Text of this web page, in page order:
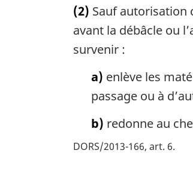
(2) Sauf autorisation
avant la débâcle ou
survenir :
a) enlève les
passage ou à
b) redonne au
DORS/2013-166, art. 6